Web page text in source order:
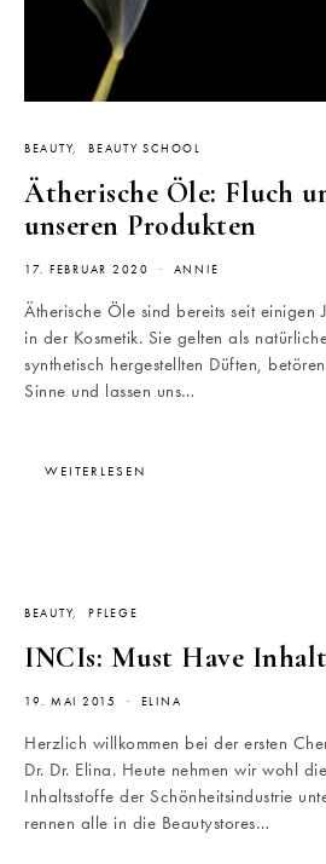
BEAUTY BEAUTY SCHOOL
Ätherische Öle: Fluch
unseren Produkten
17. FEBRUAR 2020 ANNIE
Ätherische Öle sind bereits seit einigen
in der Kosmetik. Sie gelten als
synthetisch hergestellten Düften,
Sinne und lassen uns…
WEITERLESEN
BEAUTY PFLEGE
INCIs: Must Have
19. MAI 2015 ELINA
Herzlich willkommen bei der ersten
Dr. Dr. Elina. Heute nehmen wir wohl
Inhaltsstoffe der Schönheitsindustrie
rennen alle in die Beautystores…